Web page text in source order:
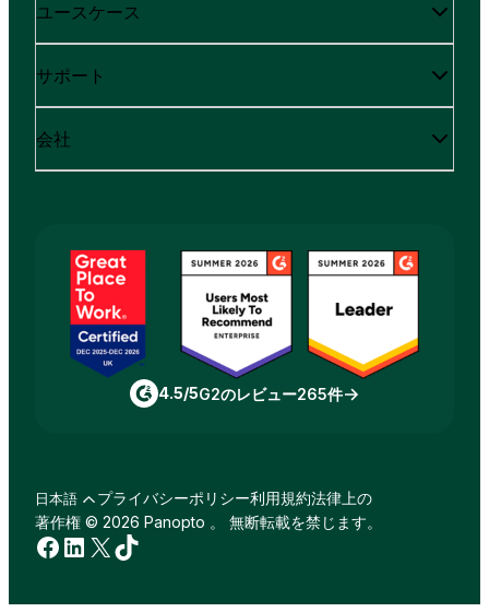
ユースケース
サポート
会社
4.5/5G2のレビュー265件
日本語 プライバシーポリシー利用規約法律上の
著作権 © 2026 Panopto 。 無断転載を禁じます。
Facebook
LinkedIn
X TikTok